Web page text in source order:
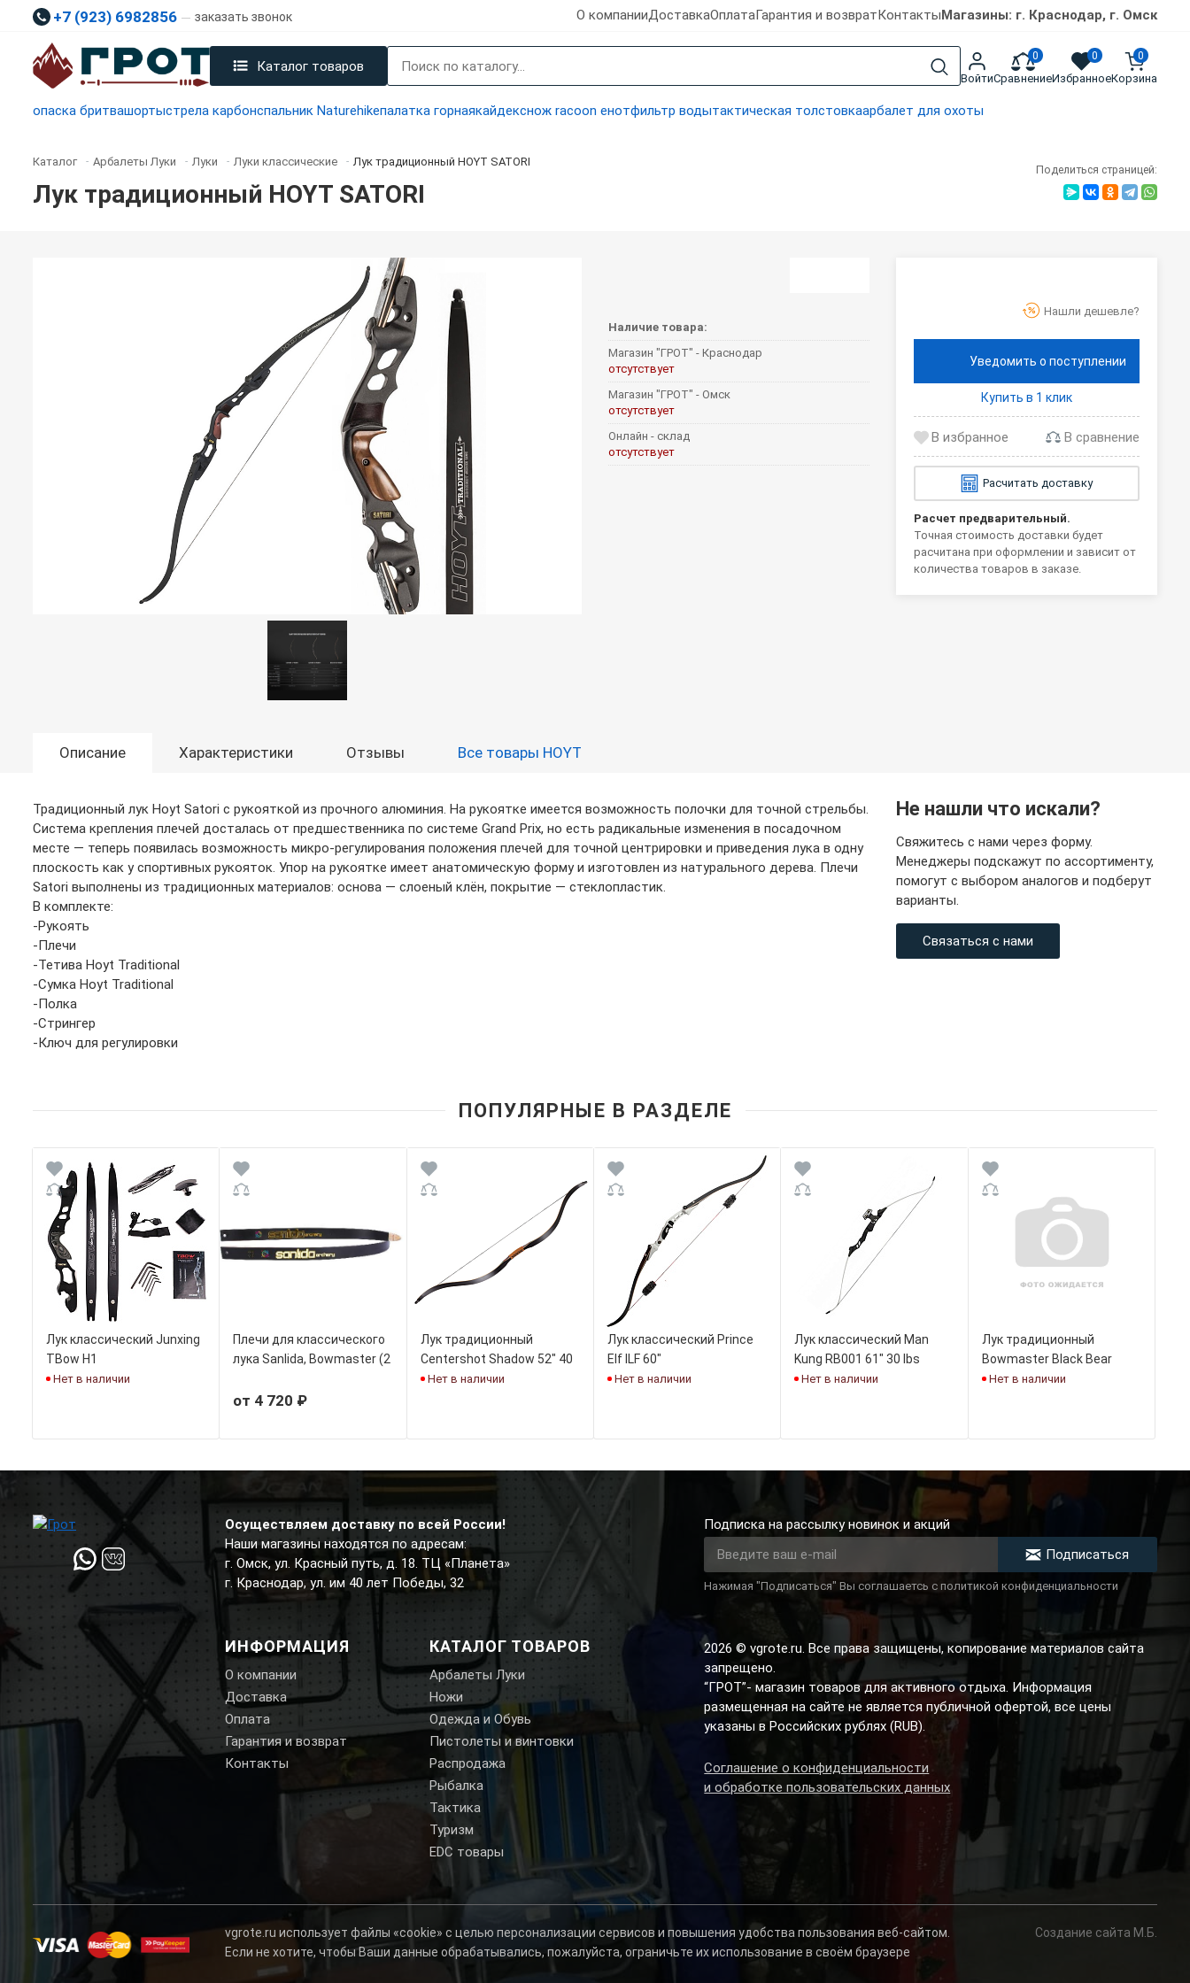
+7 (923) 6982856 заказать звонок О компанииДоставкаОплатаГарантия и возвратКонтактыМагазины: г. Краснодар, г. Омск
Каталог товаров
Войти
0
Сравнение
0
Избранное
0
Корзина
опаска бритвашортыстрела карбонспальник Naturehikeпалатка горнаякайдекснож racoon енотфильтр водытактическая толстовкаарбалет для охоты
Каталог - Арбалеты Луки - Луки - Луки классические - Лук традиционный HOYT SATORI
Лук традиционный HOYT SATORI
Поделиться страницей:
Наличие товара:
Магазин "ГРОТ" - Краснодар
отсутствует
Магазин "ГРОТ" - Омск
отсутствует
Онлайн - склад
отсутствует
Нашли дешевле?
Уведомить о поступлении
Купить в 1 клик
В сравнение
Расчитать доставку
Расчет предварительный.
Точная стоимость доставки будет
расчитана при оформлении и зависит от
количества товаров в заказе.
Описание Характеристики Отзывы Все товары HOYT
Традиционный лук Hoyt Satori с рукояткой из прочного алюминия. На рукоятке имеется возможность полочки для точной стрельбы.
Система крепления плечей досталась от предшественника по системе Grand Prix, но есть радикальные изменения в посадочном
месте — теперь появилась возможность микро-регулирования положения плечей для точной центрировки и приведения лука в одну
плоскость как у спортивных рукояток. Упор на рукоятке имеет анатомическую форму и изготовлен из натурального дерева. Плечи
Satori выполнены из традиционных материалов: основа — слоеный клён, покрытие — стеклопластик.
В комплекте:
-Рукоять
-Плечи
-Тетива Hoyt Traditional
-Сумка Hoyt Traditional
-Полка
-Стрингер
-Ключ для регулировки
Не нашли что искали?
Свяжитесь с нами через форму.
Менеджеры подскажут по ассортименту,
помогут с выбором аналогов и подберут
варианты.
Связаться с нами
ПОПУЛЯРНЫЕ В РАЗДЕЛЕ
Лук классический Junxing
TBow H1
Нет в наличии
Плечи для классического
лука Sanlida, Bowmaster (2
от 4 720 ₽
Лук традиционный
Centershot Shadow 52" 40
фунтов
Нет в наличии
Лук классический Prince
Elf ILF 60"
Нет в наличии
Лук классический Man
Kung RB001 61" 30 lbs
Нет в наличии
Лук традиционный
Bowmaster Black Bear
Нет в наличии
Осуществляем доставку по всей России!
Наши магазины находятся по адресам:
г. Омск, ул. Красный путь, д. 18. ТЦ «Планета»
г. Краснодар, ул. им 40 лет Победы, 32
ИНФОРМАЦИЯ
О компании
Доставка
Оплата
Гарантия и возврат
Контакты
КАТАЛОГ ТОВАРОВ
Арбалеты Луки
Ножи
Одежда и Обувь
Пистолеты и винтовки
Распродажа
Рыбалка
Тактика
Туризм
EDC товары
Подписка на рассылку новинок и акций
Подписаться
Нажимая "Подписаться" Вы соглашаетсь с политикой конфиденциальности
2026 © vgrote.ru. Все права защищены, копирование материалов сайта
запрещено.
“ГРОТ”- магазин товаров для активного отдыха. Информация
размещенная на сайте не является публичной офертой, все цены
указаны в Российских рублях (RUB).
Соглашение о конфиденциальности
и обработке пользовательских данных
vgrote.ru использует файлы «cookie» с целью персонализации сервисов и повышения удобства пользования веб-сайтом.
Если не хотите, чтобы Ваши данные обрабатывались, пожалуйста, ограничьте их использование в своём браузере
Создание сайта М.Б.